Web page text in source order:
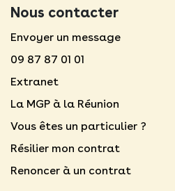
Nous contacter
Envoyer un message
09 87 87 01 01
Extranet
La MGP à la Réunion
Vous êtes un particulier ?
Résilier mon contrat
Renoncer à un contrat